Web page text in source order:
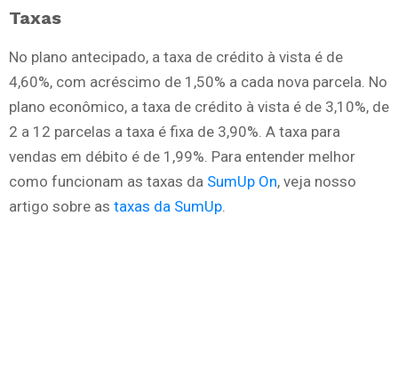
Taxas
No plano antecipado, a taxa de crédito à vista é de
4,60%, com acréscimo de 1,50% a cada nova parcela. No
plano econômico, a taxa de crédito à vista é de 3,10%, de
2 a 12 parcelas a taxa é fixa de 3,90%. A taxa para
vendas em débito é de 1,99%. Para entender melhor
como funcionam as taxas da SumUp On, veja nosso
artigo sobre as taxas da SumUp.